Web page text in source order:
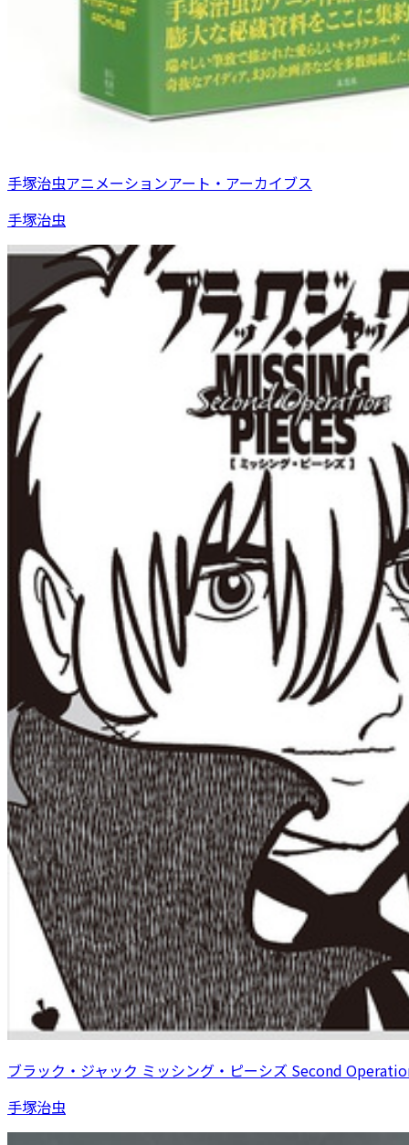
手塚治虫アニメーションアート・アーカイブス
手塚治虫
ブラック・ジャック ミッシング・ピーシズ Second
手塚治虫